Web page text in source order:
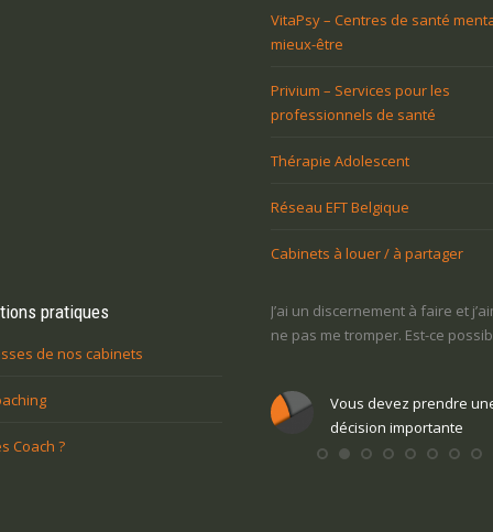
VitaPsy – Centres de santé
mieux-être
Privium – Services pour les
professionnels de santé
Thérapie Adolescent
Réseau EFT Belgique
Cabinets à louer / à partager
pratiques
de nos cabinets
Coach ?
peurJ’ai un discernement à faire et j’aimerais
ne pas me tromper. Est-ce possible?
Vous devez prendre une
Je ne sais pas ce que
la vie : comment
Vous voulez
personnelle